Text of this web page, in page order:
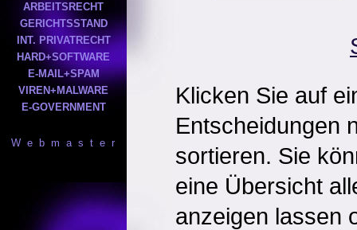
ARBEITSRECHT
GERICHTSSTAND
INT. PRIVATRECHT
HARD+SOFTWARE
E-MAIL+SPAM
VIREN+MALWARE
E-GOVERNMENT
W e b m a s t e r
Klicken Sie auf
Entscheidungen
sortieren. Sie
eine Übersicht
anzeigen lassen